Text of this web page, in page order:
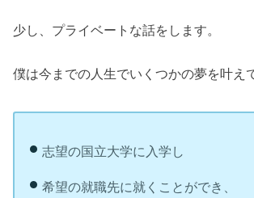
少し、プライベートな話をします。
僕は今までの人生でいくつかの夢を叶え
志望の国立大学に入学し
希望の就職先に就くことができ、